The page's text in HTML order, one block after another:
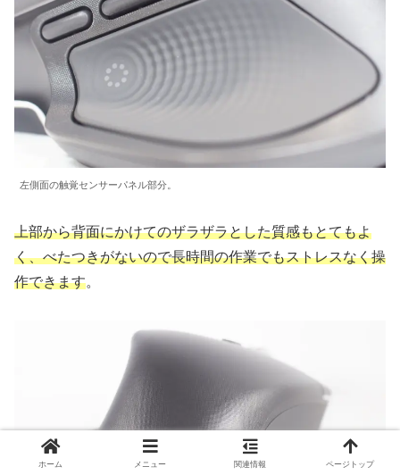
左側面の触覚センサーパネル部分。
上部から背面にかけてのザラザラとした質感もとてもよ
く、べたつきがないので長時間の作業でもストレスなく操
作できます。
ホーム メニュー 関連情報 ページトップ